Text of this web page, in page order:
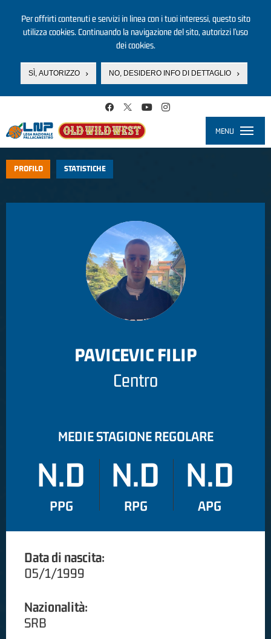
Per offrirti contenuti e servizi in linea con i tuoi interessi, questo sito
utilizza cookies. Continuando la navigazione del sito, autorizzi l’uso
dei cookies.
SÌ, AUTORIZZO NO, DESIDERO INFO DI DETTAGLIO
MENU
PROFILO STATISTICHE
PAVICEVIC FILIP
Centro
MEDIE STAGIONE REGOLARE
N.D
PPG
N.D
RPG
N.D
APG
Data di nascita:
05/1/1999
Nazionalità:
SRB